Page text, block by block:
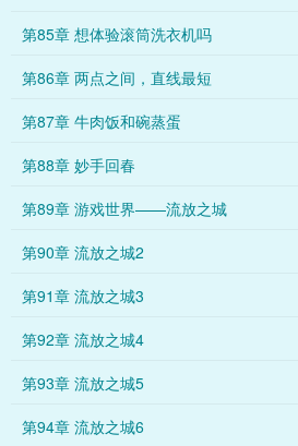
第85章 想体验滚筒洗衣机吗
第86章 两点之间，直线最短
第87章 牛肉饭和碗蒸蛋
第88章 妙手回春
第89章 游戏世界——流放之城
第90章 流放之城2
第91章 流放之城3
第92章 流放之城4
第93章 流放之城5
第94章 流放之城6